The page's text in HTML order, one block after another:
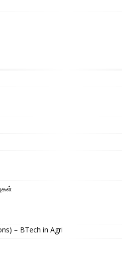
– BTech in Agri